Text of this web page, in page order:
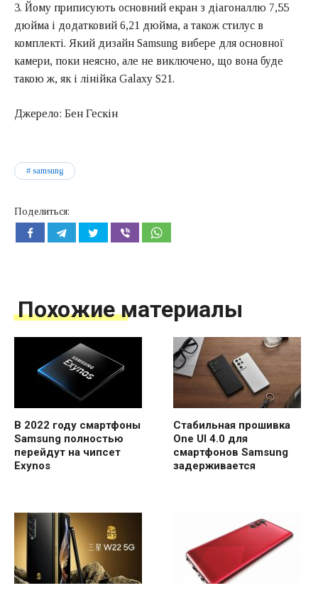
3. Йому приписують основний екран з діагоналлю 7,55
дюйма і додатковий 6,21 дюйма, а також стилус в
комплекті. Який дизайн Samsung вибере для основної
камери, поки неясно, але не виключено, що вона буде
такою ж, як і лінійка Galaxy S21.
Джерело: Бен Гескін
samsung
Поделиться:
Похожие материалы
В 2022 году смартфоны
Samsung полностью
перейдут на чипсет
Exynos
Стабильная прошивка
One UI 4.0 для
смартфонов Samsung
задерживается